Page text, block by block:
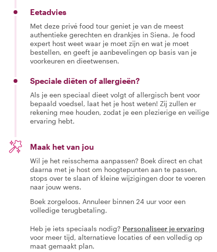
Eetadvies
Met deze privé food tour geniet je van de meest
authentieke gerechten en drankjes in Siena. Je food
expert host weet waar je moet zijn en wat je moet
bestellen, en geeft je aanbevelingen op basis van je
voorkeuren en dieetwensen.
Speciale diëten of allergieën?
Als je een speciaal dieet volgt of allergisch bent voor
bepaald voedsel, laat het je host weten! Zij zullen er
rekening mee houden, zodat je een plezierige en veilige
ervaring hebt.
Maak het van jou
Wil je het reisschema aanpassen? Boek direct en chat
daarna met je host om hoogtepunten aan te passen,
stops over te slaan of kleine wijzigingen door te voeren
naar jouw wens.
Boek zorgeloos. Annuleer binnen 24 uur voor een
volledige terugbetaling.
Heb je iets speciaals nodig? Personaliseer je ervaring
voor meer tijd, alternatieve locaties of een volledig op
maat gemaakt plan.